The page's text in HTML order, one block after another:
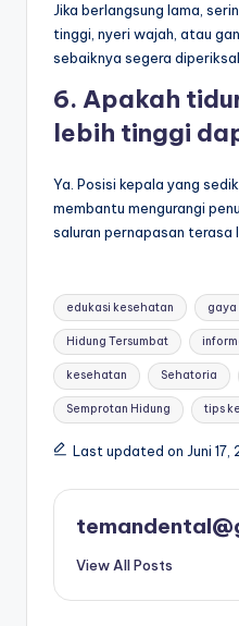
Jika berlangsung lama,
tinggi, nyeri wajah, atau
sebaiknya segera
6. Apakah
lebih tinggi
Ya. Posisi kepala yang
membantu mengurangi
saluran pernapasan terasa
Tags:
edukasi kesehatan gaya
Hidung Tersumbat
kesehatan Sehatoria
Semprotan Hidung tips
Last updated on Juni 17,
View All Posts